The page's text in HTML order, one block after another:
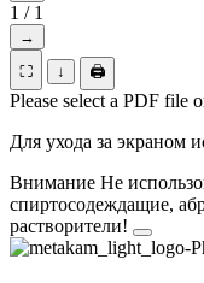
1 / 1
→
⛶
↓ 🖨
Please select a PDF file
Для ухода за экраном
Внимание Не
спиртосодеждащие,
растворители!